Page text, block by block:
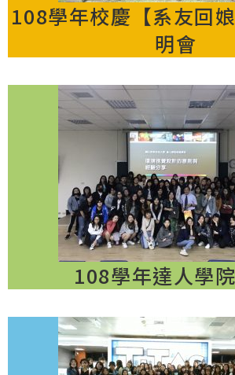
108學年校慶【系友回
明會
108學年達人學